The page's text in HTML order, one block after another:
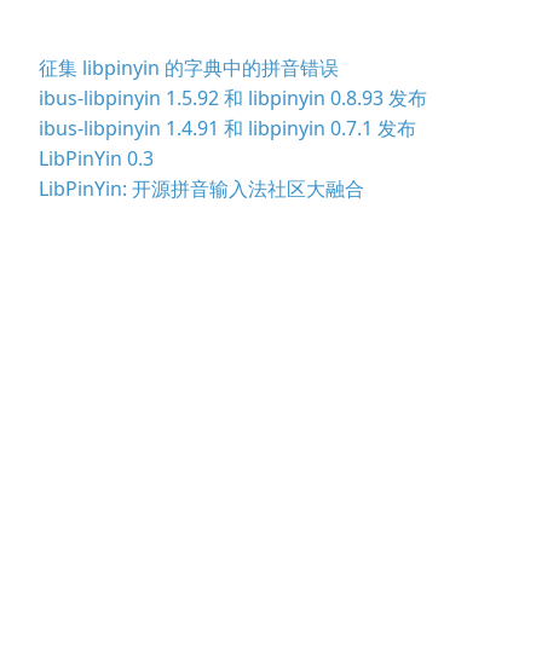
征集 libpinyin 的字典中的拼音错误
ibus-libpinyin 1.5.92 和 libpinyin 0.8.93 发布
ibus-libpinyin 1.4.91 和 libpinyin 0.7.1 发布
LibPinYin 0.3
LibPinYin: 开源拼音输入法社区大融合